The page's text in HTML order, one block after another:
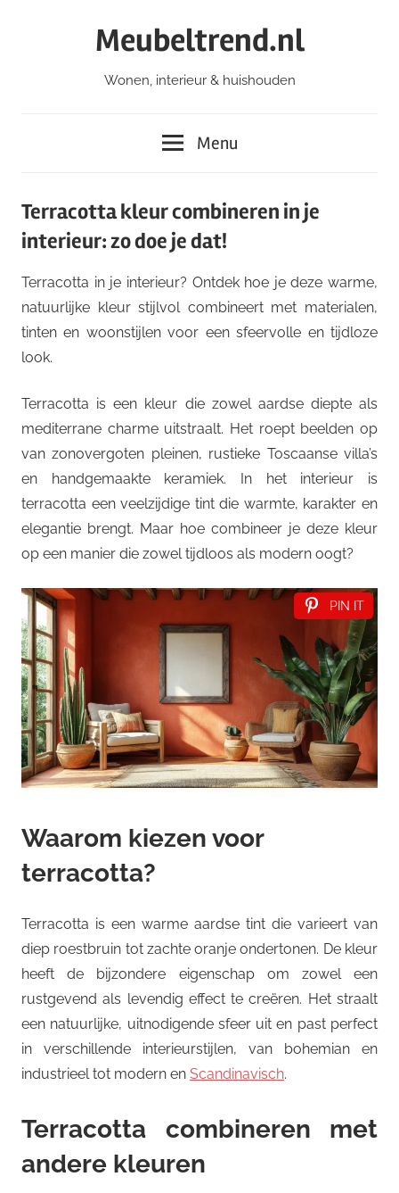
Meubeltrend.nl
Wonen, interieur & huishouden
Menu
Terracotta kleur combineren in je
interieur: zo doe je dat!
Terracotta in je interieur? Ontdek hoe je deze warme,
natuurlijke kleur stijlvol combineert met materialen,
tinten en woonstijlen voor een sfeervolle en tijdloze
look.
Terracotta is een kleur die zowel aardse diepte als
mediterrane charme uitstraalt. Het roept beelden op
van zonovergoten pleinen, rustieke Toscaanse villa’s
en handgemaakte keramiek. In het interieur is
terracotta een veelzijdige tint die warmte, karakter en
elegantie brengt. Maar hoe combineer je deze kleur
op een manier die zowel tijdloos als modern oogt?
PIN IT
Waarom kiezen voor
terracotta?
Terracotta is een warme aardse tint die varieert van
diep roestbruin tot zachte oranje ondertonen. De kleur
heeft de bijzondere eigenschap om zowel een
rustgevend als levendig effect te creëren. Het straalt
een natuurlijke, uitnodigende sfeer uit en past perfect
in verschillende interieurstijlen, van bohemian en
industrieel tot modern en Scandinavisch.
Terracotta combineren met
andere kleuren